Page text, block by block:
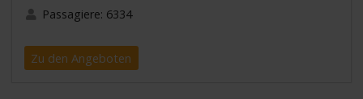
Passagiere: 6334
Zu den Angeboten